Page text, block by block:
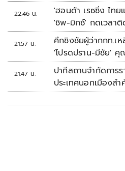
22:46 น.
'ฮอนด้า เรซซิ่ง ไท
'ชิพ-มิกซ์' กดเวลา
ที่มัลดาลิกา
21:57 น.
ศึกชิงชัยผู้ว่ากกท.เ
'โปรดปราน-มีชัย'
21:47 น.
ปากีสถานจำกัดการ
ประเทศนอกเมืองส